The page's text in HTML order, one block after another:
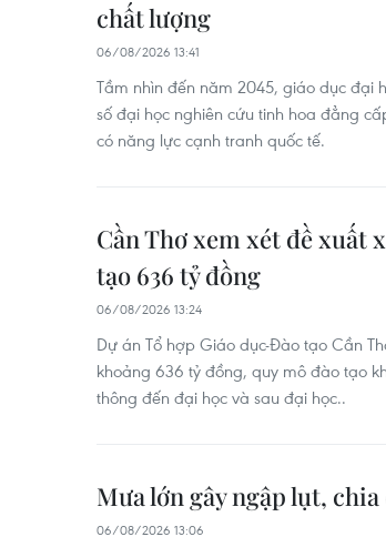
chất lượng
06/08/2026 13:41
Tầm nhìn đến năm 2045, giáo dục đại
số đại học nghiên cứu tinh hoa đẳng
có năng lực cạnh tranh quốc tế.
Cần Thơ xem xét đề xuất
tạo 636 tỷ đồng
06/08/2026 13:24
Dự án Tổ hợp Giáo dục-Đào tạo Cần
khoảng 636 tỷ đồng, quy mô đào tạo
thông đến đại học và sau đại học..
Mưa lớn gây ngập lụt,
06/08/2026 13:06